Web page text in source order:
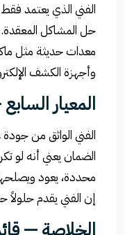
الفني الذي يعتمد
حل المشاكل
معدات حديثة مثل
وأجهزة الكشف
المعيار
الفني الواثق من
الضمان يعني أنه لو
محددة، يعود
إن الفني يقدم
الخلاصة —